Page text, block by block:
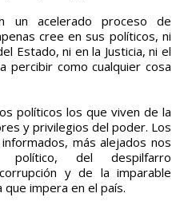
un acelerado proceso de
cree en sus políticos, ni
Estado, ni en la Justicia, ni el
percibir como cualquier cosa
políticos los que viven de la
y privilegios del poder. Los
más alejados nos
político, del despilfarro
y de la imparable
impera en el país.